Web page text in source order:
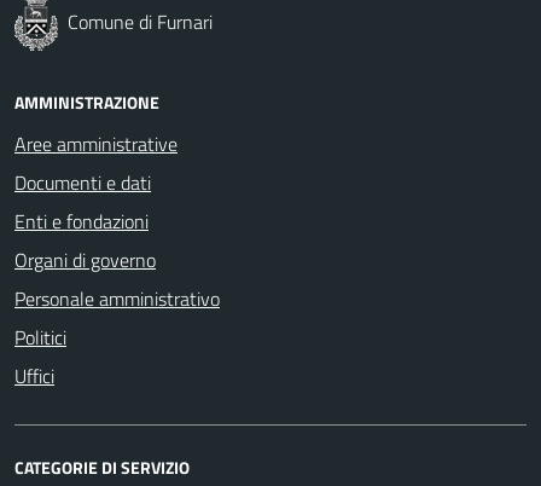
Comune di Furnari
AMMINISTRAZIONE
Aree amministrative
Documenti e dati
Enti e fondazioni
Organi di governo
Personale amministrativo
Politici
Uffici
CATEGORIE DI SERVIZIO